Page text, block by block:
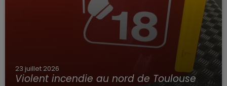
23 juillet 2026
Violent incendie au nord de Toulouse